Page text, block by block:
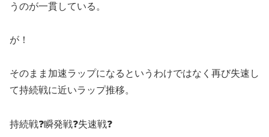
うのが一貫している。
が！
そのまま加速ラップになるというわけではなく再び失速し
て持続戦に近いラップ推移。
持続戦❓瞬発戦❓失速戦❓